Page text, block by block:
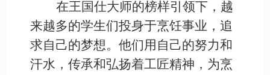
在王国仕大师的榜样引领下，越
来越多的学生们投身于烹饪事业，追
求自己的梦想。他们用自己的努力和
汗水，传承和弘扬着工匠精神，为烹